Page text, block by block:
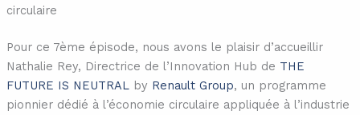
circulaire
Pour ce 7ème épisode, nous avons le plaisir d’accueillir
Nathalie Rey, Directrice de l’Innovation Hub de ⁠THE
FUTURE IS NEUTRAL⁠by ⁠Renault Group⁠, un programme
pionnier dédié à l’économie circulaire appliquée à l’industrie